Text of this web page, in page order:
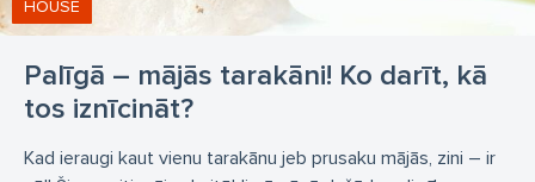
Palīgā – mājās tarakāni! Ko darīt, kā
tos iznīcināt?
HOUSE
Kad ieraugi kaut vienu tarakānu jeb prusaku mājās, zini – ir